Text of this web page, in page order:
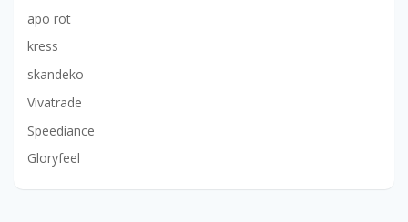
apo rot
kress
skandeko
Vivatrade
Speediance
Gloryfeel